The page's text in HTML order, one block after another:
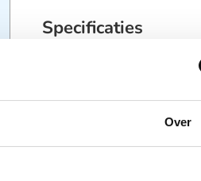
Over
Specificaties
Stoelen